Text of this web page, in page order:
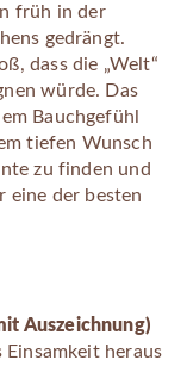
früh in der
gedrängt.
dass die „Welt“
würde. Das
Bauchgefühl
tiefen Wunsch
zu finden und
eine der besten
Auszeichnung)
heraus